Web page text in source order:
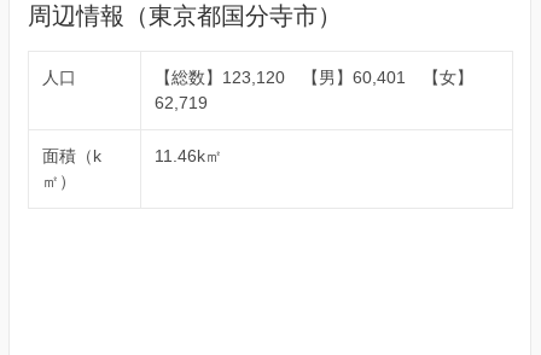
周辺情報（東京都国分寺市）
人口
【総数】123,120 【男】60,401 【女】
62,719
面積（k
㎡）
11.46k㎡